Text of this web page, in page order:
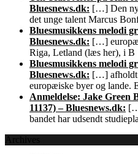
Bluesnews.dk: […] Den
det unge talent Marcus
Bluesmusikkens melodi
Bluesnews.dk: […]
Riga, Letland (læs her), i B
Bluesmusikkens melodi
Bluesnews.dk: […] afholdt
europæiske byer og lande.
Anmeldelse: Jake Green
11137) – Bluesnews.dk:
bandet har udsendt
Archives